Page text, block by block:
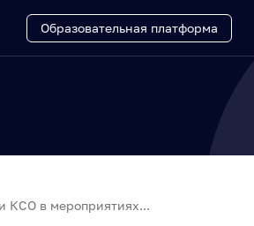
Образовательная платформа
КСО в мероприятиях...